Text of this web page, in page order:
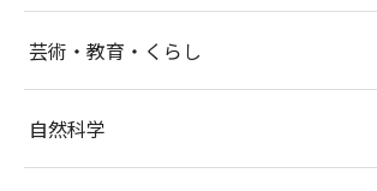
芸術・教育・くらし
自然科学